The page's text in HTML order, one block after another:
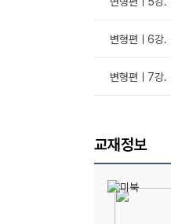
변형편ㅣ6강
변형편ㅣ7강
교재정보